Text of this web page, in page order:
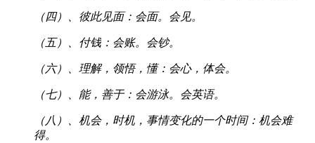
（四）、彼此见面：会面。会见。
（五）、付钱：会账。会钞。
（六）、理解，领悟，懂：会心，体会。
（七）、能，善于：会游泳。会英语。
（八）、机会，时机，事情变化的一个时间：机会难
得。